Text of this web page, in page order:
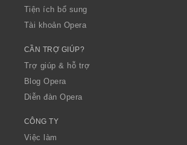
Tiện ích bổ sung
Tài khoản Opera
CẦN TRỢ GIÚP?
Trợ giúp & hỗ trợ
Blog Opera
Diễn đàn Opera
CÔNG TY
Việc làm